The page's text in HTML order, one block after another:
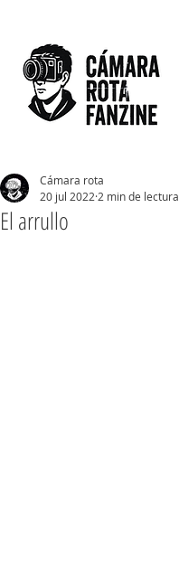
El arrullo
Cámara rota
20 jul 2022 2 min de lectura